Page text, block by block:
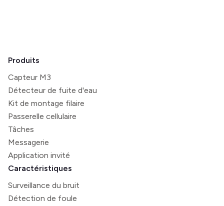
Produits
Capteur M3
Détecteur de fuite d'eau
Kit de montage filaire
Passerelle cellulaire
Tâches
Messagerie
Application invité
Caractéristiques
Surveillance du bruit
Détection de foule